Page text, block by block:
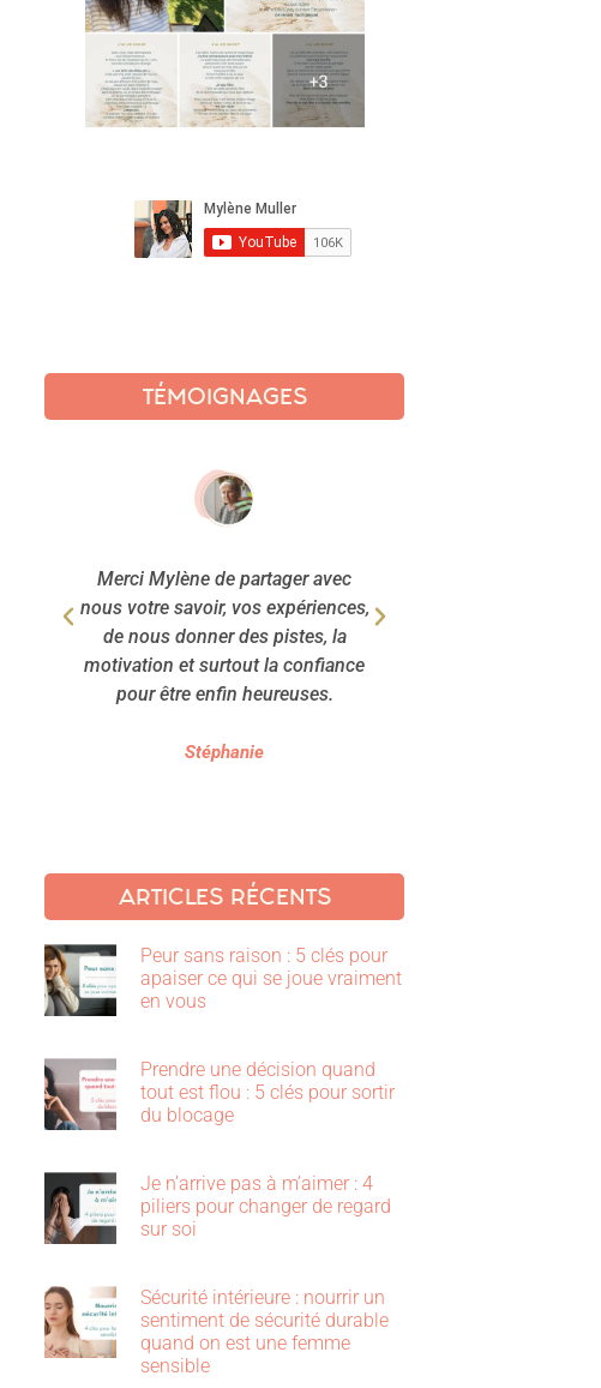
TÉMOIGNAGES
Merci Mylène de partager avec
nous votre savoir, vos expériences,
de nous donner des pistes, la
motivation et surtout la confiance
pour être enfin heureuses.
Stéphanie
ARTICLES RÉCENTS
Peur sans raison : 5 clés pour
apaiser ce qui se joue vraiment
en vous
Prendre une décision quand
tout est flou : 5 clés pour sortir
du blocage
Je n’arrive pas à m’aimer : 4
piliers pour changer de regard
sur soi
Sécurité intérieure : nourrir un
sentiment de sécurité durable
quand on est une femme
sensible